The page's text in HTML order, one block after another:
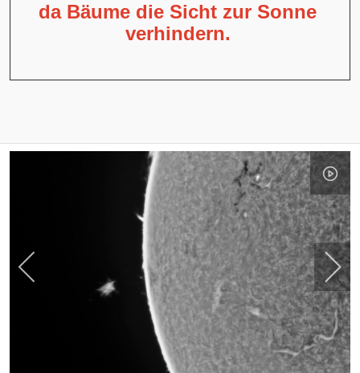
da Bäume die Sicht zur Sonne
verhindern.